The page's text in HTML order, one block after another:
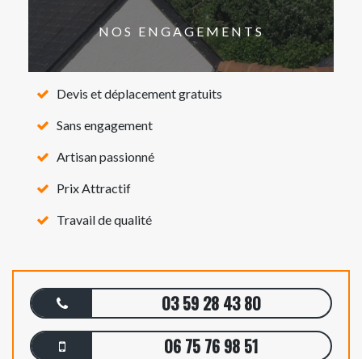
NOS ENGAGEMENTS
Devis et déplacement gratuits
Sans engagement
Artisan passionné
Prix Attractif
Travail de qualité
03 59 28 43 80
06 75 76 98 51